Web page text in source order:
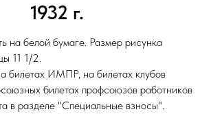
1932 г.
на белой бумаге. Размер рисунка
11 1/2.
билетах ИМПР, на билетах клубов
билетах профсоюзов работников
в разделе "Специальные взносы".